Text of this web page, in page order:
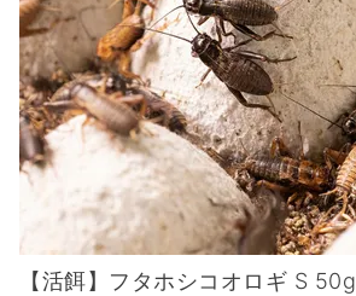
【活餌】フタホシコオロギ S 50g